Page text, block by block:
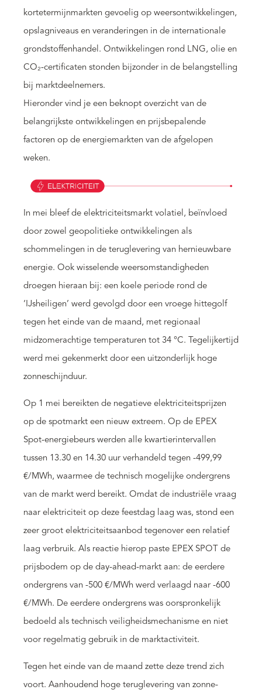
kortetermijnmarkten gevoelig op weersontwikkelingen,
opslagniveaus en veranderingen in de internationale
grondstoffenhandel. Ontwikkelingen rond LNG, olie en
CO₂-certificaten stonden bijzonder in de belangstelling
bij marktdeelnemers.
Hieronder vind je een beknopt overzicht van de
belangrijkste ontwikkelingen en prijsbepalende
factoren op de energiemarkten van de afgelopen
weken.
In mei bleef de elektriciteitsmarkt volatiel, beïnvloed
door zowel geopolitieke ontwikkelingen als
schommelingen in de teruglevering van hernieuwbare
energie. Ook wisselende weersomstandigheden
droegen hieraan bij: een koele periode rond de
‘IJsheiligen’ werd gevolgd door een vroege hittegolf
tegen het einde van de maand, met regionaal
midzomerachtige temperaturen tot 34 °C. Tegelijkertijd
werd mei gekenmerkt door een uitzonderlijk hoge
zonneschijnduur.
Op 1 mei bereikten de negatieve elektriciteitsprijzen
op de spotmarkt een nieuw extreem. Op de EPEX
Spot-energiebeurs werden alle kwartierintervallen
tussen 13.30 en 14.30 uur verhandeld tegen -499,99
€/MWh, waarmee de technisch mogelijke ondergrens
van de markt werd bereikt. Omdat de industriële vraag
naar elektriciteit op deze feestdag laag was, stond een
zeer groot elektriciteitsaanbod tegenover een relatief
laag verbruik. Als reactie hierop paste EPEX SPOT de
prijsbodem op de day-ahead-markt aan: de eerdere
ondergrens van -500 €/MWh werd verlaagd naar -600
€/MWh. De eerdere ondergrens was oorspronkelijk
bedoeld als technisch veiligheidsmechanisme en niet
voor regelmatig gebruik in de marktactiviteit.
Tegen het einde van de maand zette deze trend zich
voort. Aanhoudend hoge teruglevering van zonne-